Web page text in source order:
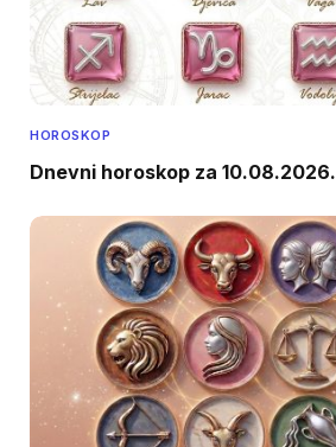
HOROSKOP
Dnevni horoskop za 10.08.2026.